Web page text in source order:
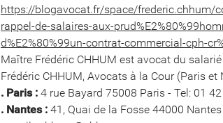
https://blogavocat.fr/space/frederic.chhum/
rappel-de-salaires-aux-
d%E2%80%99un-contrat-commercial-cph-
Maître Frédéric CHHUM est avocat du
Frédéric CHHUM, Avocats à la Cour (Paris et
. Paris :4 rue Bayard 75008 Paris - Tel: 01
. Nantes :41, Quai de la Fosse 44000